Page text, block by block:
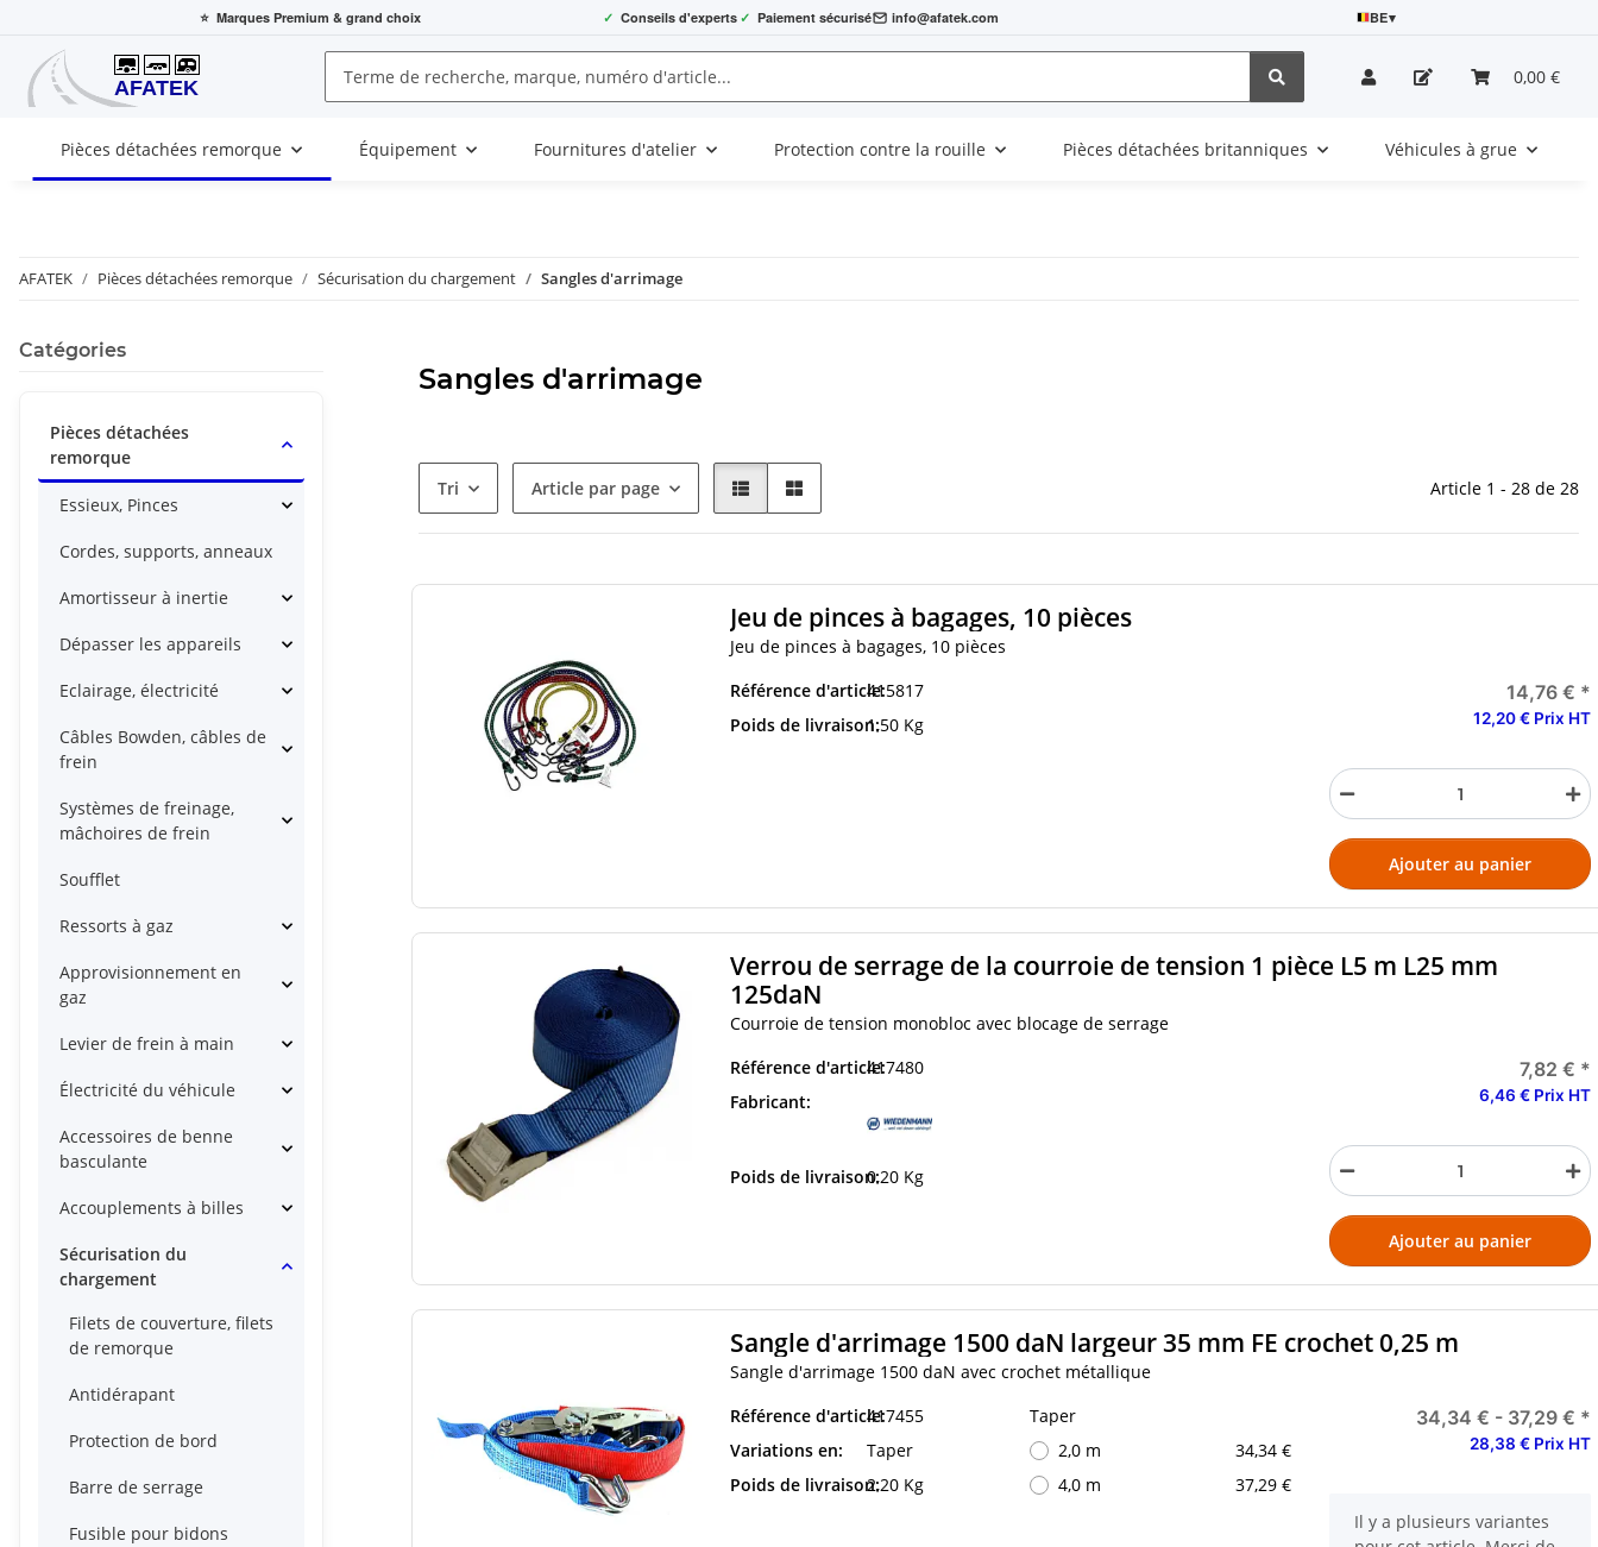
⭐ Marques Premium & grand choix ✓ Conseils d'experts ✓ Paiement sécurisé info@afatek.com BE▾
0,00 €
Pièces détachées remorque Équipement Fournitures d'atelier Protection contre la rouille Pièces détachées britanniques Véhicules à grue
AFATEK Pièces détachées remorque Sécurisation du chargement Sangles d'arrimage
Sangles d'arrimage
Tri Article par page Article 1 - 28 de 28
Jeu de pinces à bagages, 10 pièces
Jeu de pinces à bagages, 10 pièces
Référence d'article:415817
Poids de livraison:1,50 Kg
14,76 € *
12,20 € Prix HT
Ajouter au panier
Verrou de serrage de la courroie de tension 1 pièce L5 m L25 mm
125daN
Courroie de tension monobloc avec blocage de serrage
Référence d'article:417480
Fabricant:
Poids de livraison:0,20 Kg
7,82 € *
6,46 € Prix HT
Ajouter au panier
Sangle d'arrimage 1500 daN largeur 35 mm FE crochet 0,25 m
Sangle d'arrimage 1500 daN avec crochet métallique
Référence d'article:417455
Variations en:
Taper
Poids de livraison:2,20 Kg
Taper
2,0 m
34,34 €
4,0 m
37,29 €
34,34 € - 37,29 € *
28,38 € Prix HT
x
Il y a plusieurs variantes
Catégories
Pièces détachées
remorque
Essieux, Pinces
Cordes, supports, anneaux
Amortisseur à inertie
Dépasser les appareils
Eclairage, électricité
Câbles Bowden, câbles de
frein
Systèmes de freinage,
mâchoires de frein
Soufflet
Ressorts à gaz
Approvisionnement en
gaz
Levier de frein à main
Électricité du véhicule
Accessoires de benne
basculante
Accouplements à billes
Sécurisation du
chargement
Filets de couverture, filets
de remorque
Antidérapant
Protection de bord
Barre de serrage
Fusible pour bidons